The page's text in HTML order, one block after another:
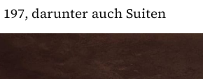
197, darunter auch Suiten